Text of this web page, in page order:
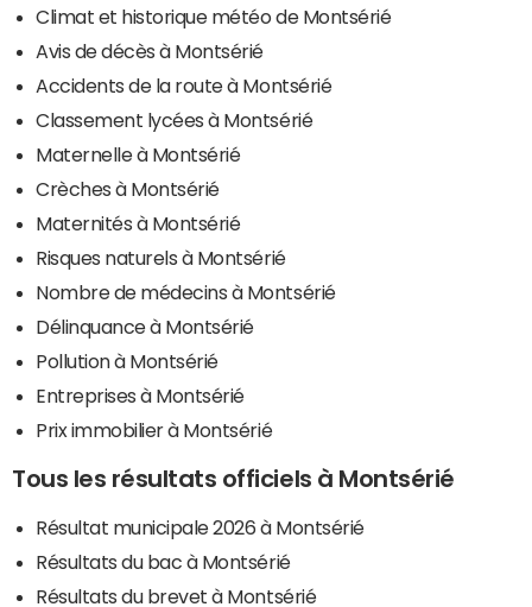
Climat et historique météo de Montsérié
Avis de décès à Montsérié
Accidents de la route à Montsérié
Classement lycées à Montsérié
Maternelle à Montsérié
Crèches à Montsérié
Maternités à Montsérié
Risques naturels à Montsérié
Nombre de médecins à Montsérié
Délinquance à Montsérié
Pollution à Montsérié
Entreprises à Montsérié
Prix immobilier à Montsérié
Tous les résultats officiels à Montsérié
Résultat municipale 2026 à Montsérié
Résultats du bac à Montsérié
Résultats du brevet à Montsérié